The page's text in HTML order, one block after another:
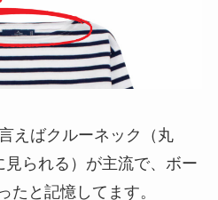
えばクルーネック（丸
られる）が主流で、ボー
たと記憶してます。